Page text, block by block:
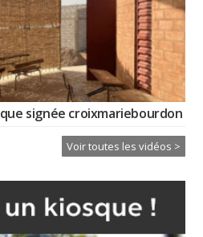
signée croixmariebourdon
Voir toutes les vidéos >